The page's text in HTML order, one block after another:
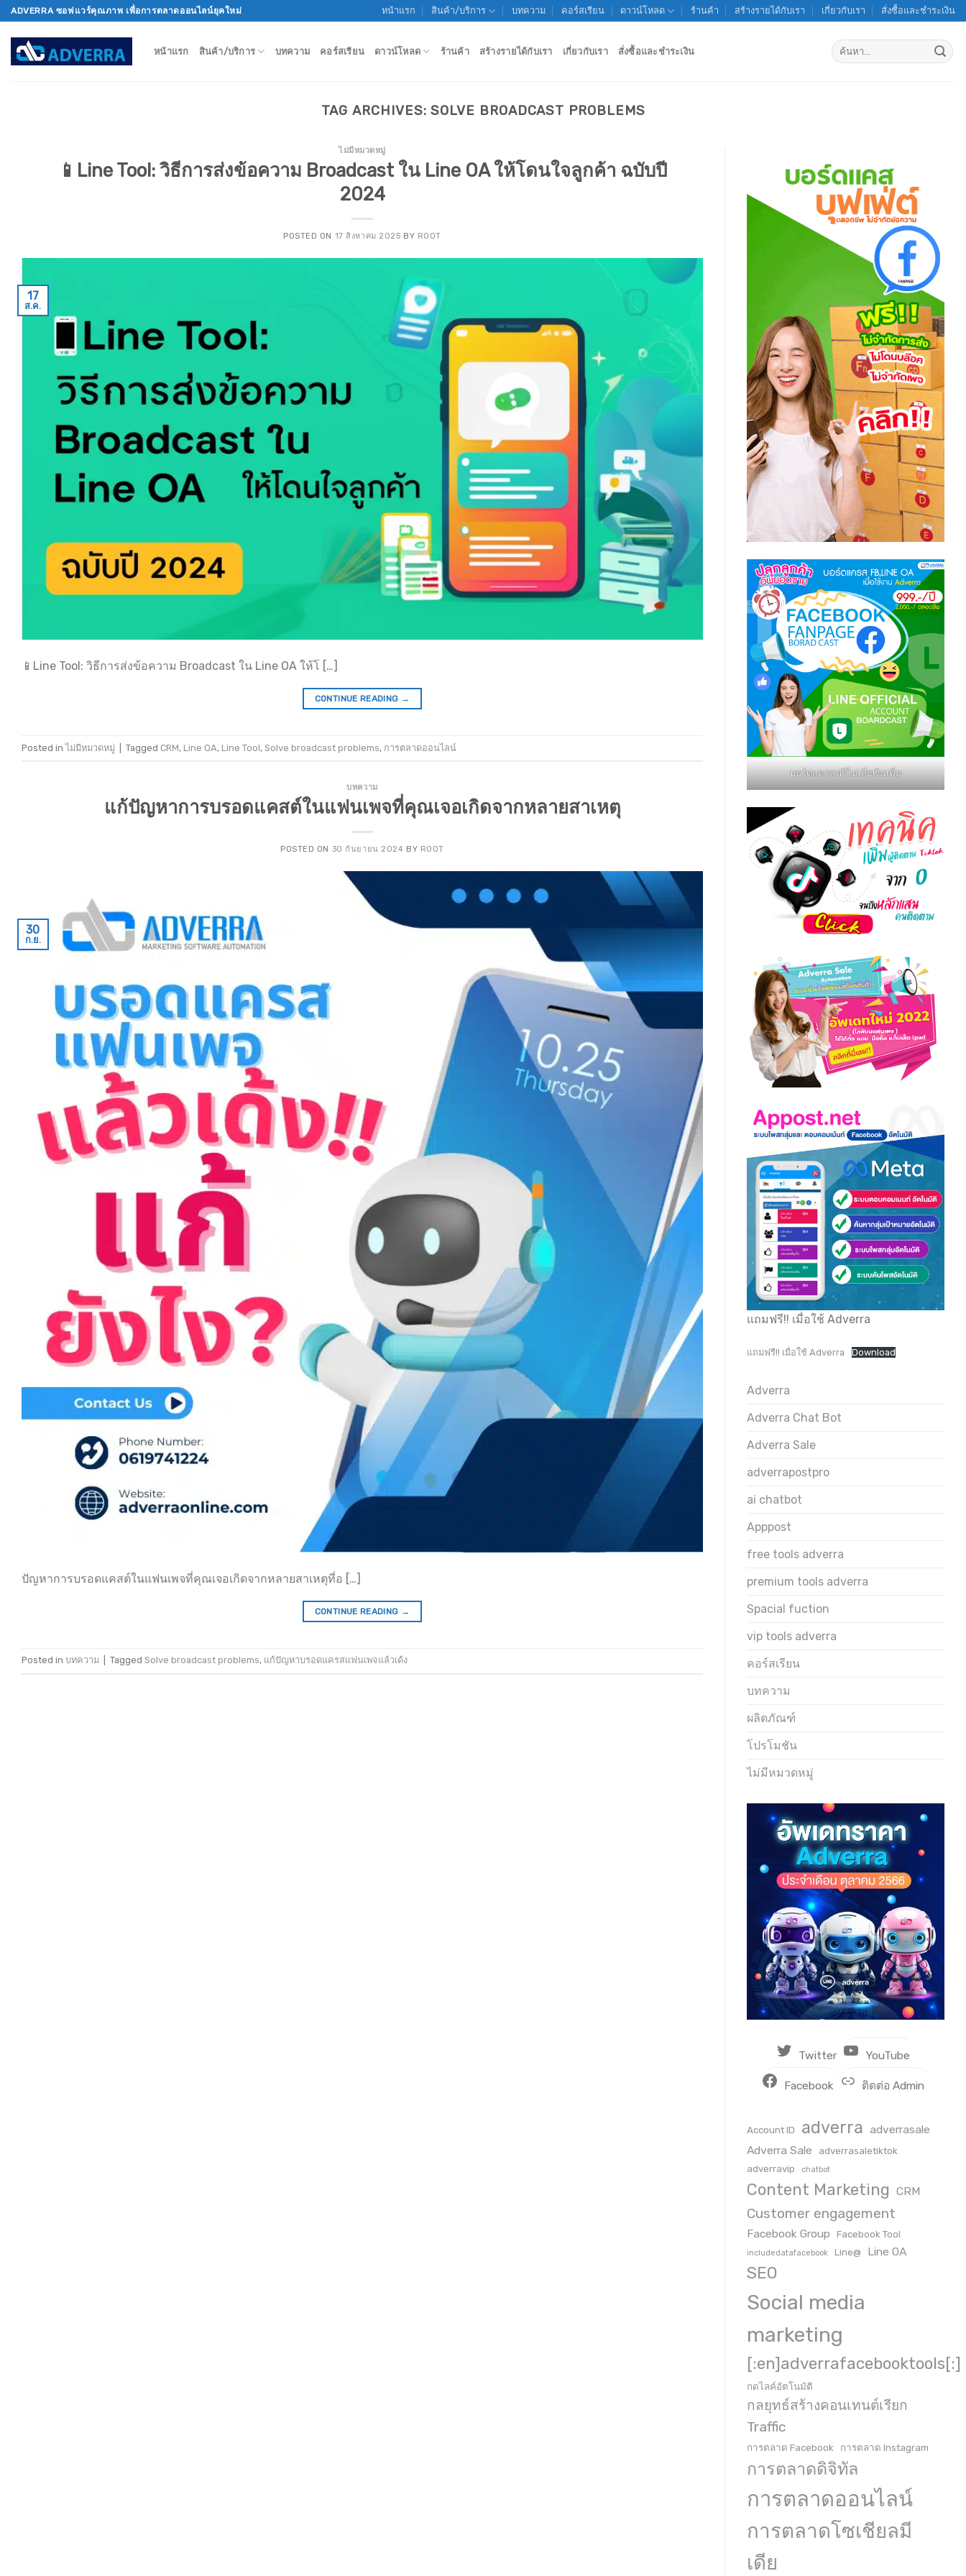
Skip
to
content
ADVERRA ซอฟแวร์คุณภาพ เพื่อการตลาดออนไลน์ยุคใหม่ หน้าแรก สินค้า/บริการ บทความ คอร์สเรียน ดาวน์โหลด ร้านค้า สร้างรายได้กับเรา เกี่ยวกับเรา สั่งซื้อและชำระเงิน
หน้าแรก สินค้า/บริการ บทความ คอร์สเรียน ดาวน์โหลด ร้านค้า สร้างรายได้กับเรา เกี่ยวกับเรา สั่งซื้อและชำระเงิน
ค้นหา:
TAG ARCHIVES:SOLVE BROADCAST PROBLEMS
ไม่มีหมวดหมู่
📱Line Tool: วิธีการส่งข้อความ Broadcast ใน Line OA ให้โดนใจลูกค้า ฉบับปี
2024
POSTED ON 17 สิงหาคม 2025 BY ROOT
17
ส.ค.
📱Line Tool: วิธีการส่งข้อความ Broadcast ใน Line OA ให้โ […]
CONTINUE READING →
Posted inไม่มีหมวดหมู่ Tagged CRM, Line OA, Line Tool, Solve broadcast problems, การตลาดออนไลน์
บทความ
แก้ปัญหาการบรอดแคสต์ในแฟนเพจที่คุณเจอเกิดจากหลายสาเหตุ
POSTED ON 30 กันยายน 2024 BY ROOT
30
ก.ย.
ปัญหาการบรอดแคสต์ในแฟนเพจที่คุณเจอเกิดจากหลายสาเหตุที่อ […]
CONTINUE READING →
Posted in บทความ Tagged Solve broadcast problems, แก้ปัญหาบรอดแครสแฟนเพจแล้วเด้ง
บอร์ดแครสฟรีไม่เสียเงินเพิ่ม
แถมฟรี!! เมื่อใช้ Adverra
แถมฟรี!! เมื่อใช้ Adverra Download
Adverra
Adverra Chat Bot
Adverra Sale
adverrapostpro
ai chatbot
Apppost
free tools adverra
premium tools adverra
Spacial fuction
vip tools adverra
คอร์สเรียน
บทความ
ผลิตภัณฑ์
โปรโมชัน
ไม่มีหมวดหมู่
Twitter YouTube
Facebook ติดต่อ Admin
Account ID adverra adverrasale
Adverra Sale
adverrasaletiktok
adverravip
chatbot
Content Marketing CRM
Customer engagement
Facebook Group Facebook Tool
includedatafacebook Line@ Line OA
SEO
Social media
marketing
[:en]adverrafacebooktools[:]
กดไลค์อัตโนมัติ
กลยุทธ์สร้างคอนเทนต์เรียก
Traffic
การตลาด Facebook การตลาด Instagram
การตลาดดิจิทัล
การตลาดออนไลน์
การตลาดโซเชียลมี
เดีย